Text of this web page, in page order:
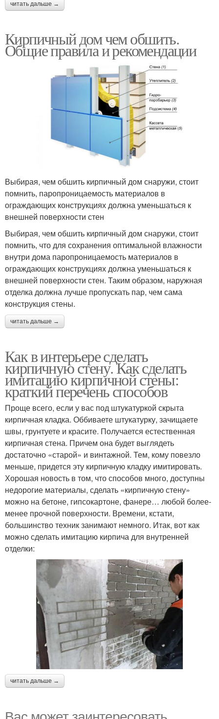
читать дальше →
Кирпичный дом чем обшить.
Общие правила и рекомендации
Выбирая, чем обшить кирпичный дом снаружи, стоит
помнить, паропроницаемость материалов в
ограждающих конструкциях должна уменьшаться к
внешней поверхности стен
Выбирая, чем обшить кирпичный дом снаружи, стоит
помнить, что для сохранения оптимальной влажности
внутри дома паропроницаемость материалов в
ограждающих конструкциях должна уменьшаться к
внешней поверхности стен. Таким образом, наружная
отделка должна лучше пропускать пар, чем сама
конструкция стены.
читать дальше →
Как в интерьере сделать
кирпичную стену. Как сделать
имитацию кирпичной стены:
краткий перечень способов
Проще всего, если у вас под штукатуркой скрыта
кирпичная кладка. Оббиваете штукатурку, зачищаете
швы, грунтуете и красите. Получается естественная
кирпичная стена. Причем она будет выглядеть
достаточно «старой» и винтажной. Тем, кому повезло
меньше, придется эту кирпичную кладку имитировать.
Хорошая новость в том, что способов много, доступны
недорогие материалы, сделать «кирпичную стену»
можно на бетоне, гипсокартоне, фанере… любой более-
менее прочной поверхности. Времени, кстати,
большинство техник занимают немного. Итак, вот как
можно сделать имитацию кирпича для внутренней
отделки:
читать дальше →